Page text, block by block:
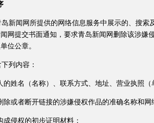
新闻网所提供的网络信息服务中展示的、搜索
网提交书面通知，要求青岛新闻网删除该涉
位公章。
列内容：
姓名（名称）、联系方式、地址、营业执照
或者断开链接的涉嫌侵权作品的准确名称和网
侵权的初步证明材料；